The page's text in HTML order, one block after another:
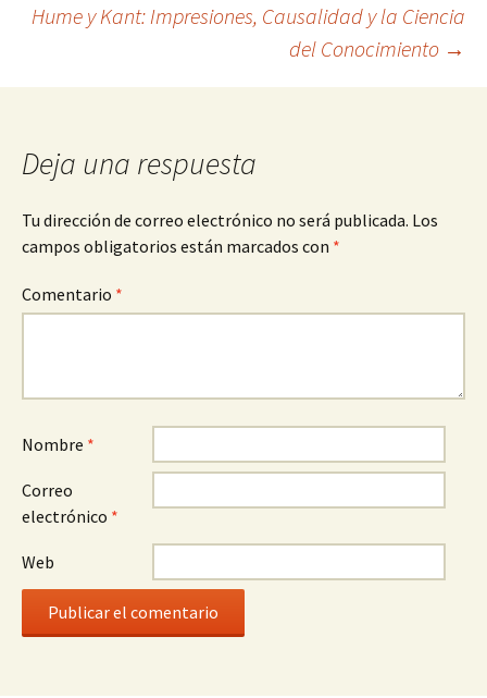
de
entradas
Hume y Kant: Impresiones, Causalidad y la Ciencia
del Conocimiento →
Deja una respuesta
Tu dirección de correo electrónico no será publicada. Los
campos obligatorios están marcados con *
Comentario *
Nombre *
Correo
electrónico *
Web